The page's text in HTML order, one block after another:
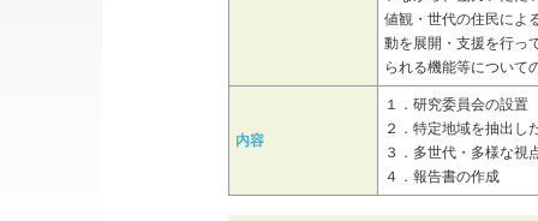
値観・世代の住民によ
動を展開・支援を行っ
られる機能等について
内容
１．研究委員会の設置
２．特定地域を抽出し
３．多世代・多様な視
４．報告書の作成